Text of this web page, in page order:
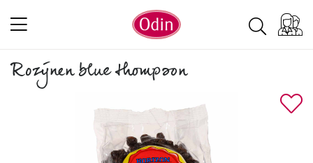
Rozijnen blue thompson